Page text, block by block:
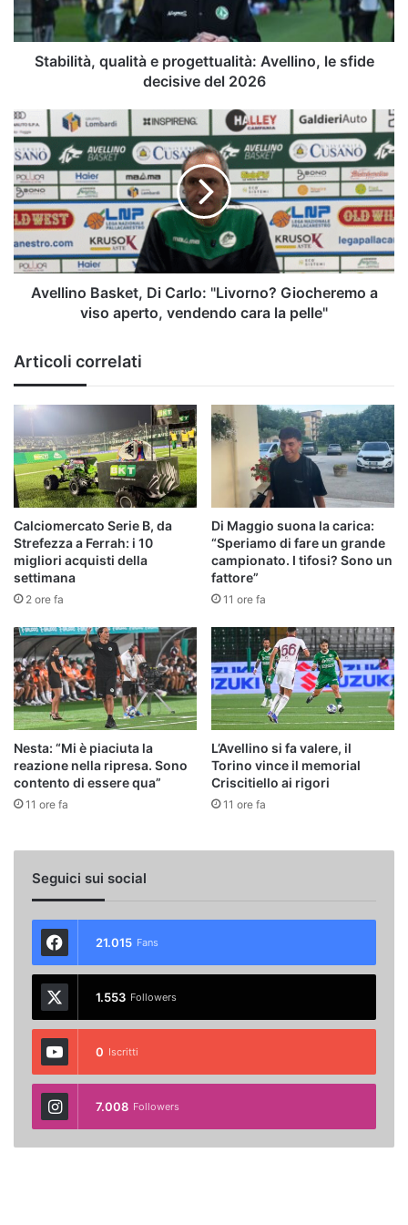
decisive
del
2026Stabilità, qualità e progettualità: Avellino, le sfide
decisive del 2026
Avellino
Basket,
Di
Carlo:
"Livorno?
Giocheremo
a
viso
aperto,
vendendo
Avellino Basket, Di Carlo: "Livorno? Giocheremo a
viso aperto, vendendo cara la pelle"
Articoli correlati
Calciomercato Serie B, da
Strefezza a Ferrah: i 10
migliori acquisti della
settimana
2 ore fa
Di Maggio suona la carica:
“Speriamo di fare un grande
campionato. I tifosi? Sono un
fattore”
11 ore fa
Nesta: “Mi è piaciuta la
reazione nella ripresa. Sono
contento di essere qua”
11 ore fa
L’Avellino si fa valere, il
Torino vince il memorial
Criscitiello ai rigori
11 ore fa
Seguici sui social
21.015 Fans
1.553 Followers
0 Iscritti
7.008 Followers